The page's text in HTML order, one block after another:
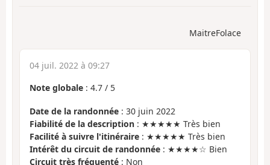
MaitreFolace
04 juil. 2022 à 09:27
Note globale : 4.7 / 5
Date de la randonnée : 30 juin 2022
Fiabilité de la description : ★★★★★ Très bien
Facilité à suivre l'itinéraire : ★★★★★ Très bien
Intérêt du circuit de randonnée : ★★★★☆ Bien
Circuit très fréquenté : Non